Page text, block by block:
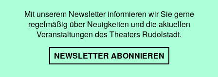
Mit unserem Newsletter informieren wir Sie gerne
regelmäßig über Neuigkeiten und die aktuellen
Veranstaltungen des Theaters Rudolstadt.
NEWSLETTER ABONNIEREN